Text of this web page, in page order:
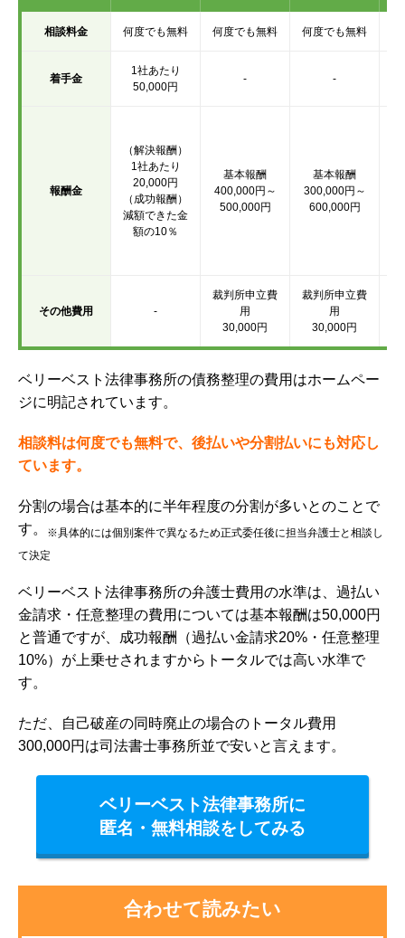
相談料金 何度でも無料 何度でも無料 何度でも無料
着手金
1社あたり
50,000円
- -
報酬金
（解決報酬）
1社あたり
20,000円
（成功報酬）
減額できた金
額の10％
基本報酬
400,000円～
500,000円
基本報酬
300,000円～
600,000円
その他費用 -
裁判所申立費
用
30,000円
裁判所申立費
用
30,000円
ベリーベスト法律事務所の債務整理の費用はホームペー
ジに明記されています。
相談料は何度でも無料で、後払いや分割払いにも対応し
ています。
分割の場合は基本的に半年程度の分割が多いとのことで
す。
※具体的には個別案件で異なるため正式委任後に担当弁護士と相談し
て決定
ベリーベスト法律事務所の弁護士費用の水準は、 過払い
金請求・任意整理の費用については基本報酬は50,000円
と普通ですが、成功報酬（過払い金請求20%・任意整理
10%）が上乗せされますからトータルでは高い水準で
す。
ただ、自己破産の同時廃止の場合のトータル費用
300,000円は司法書士事務所並で安いと言えます。
ベリーベスト法律事務所に
匿名・無料相談をしてみる
合わせて読みたい